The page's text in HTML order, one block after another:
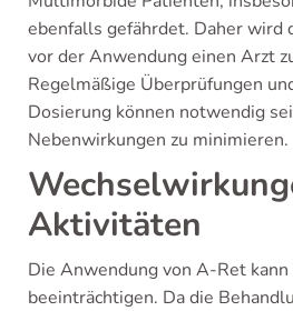
ebenfalls gefährdet. Daher wird
vor der Anwendung einen Arzt
Regelmäßige Überprüfungen
Dosierung können notwendig
Nebenwirkungen zu minimieren.
Aktivitäten
Die Anwendung von A-Ret
beeinträchtigen. Da die